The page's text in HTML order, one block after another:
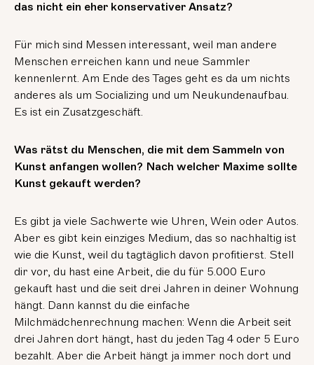
das nicht ein eher konservativer Ansatz?
Für mich sind Messen interessant, weil man andere
Menschen erreichen kann und neue Sammler
kennenlernt. Am Ende des Tages geht es da um nichts
anderes als um Socializing und um Neukundenaufbau.
Es ist ein Zusatzgeschäft.
Was rätst du Menschen, die mit dem Sammeln von
Kunst anfangen wollen? Nach welcher Maxime sollte
Kunst gekauft werden?
Es gibt ja viele Sachwerte wie Uhren, Wein oder Autos.
Aber es gibt kein einziges Medium, das so nachhaltig ist
wie die Kunst, weil du tagtäglich davon profitierst. Stell
dir vor, du hast eine Arbeit, die du für 5.000 Euro
gekauft hast und die seit drei Jahren in deiner Wohnung
hängt. Dann kannst du die einfache
Milchmädchenrechnung machen: Wenn die Arbeit seit
drei Jahren dort hängt, hast du jeden Tag 4 oder 5 Euro
bezahlt. Aber die Arbeit hängt ja immer noch dort und